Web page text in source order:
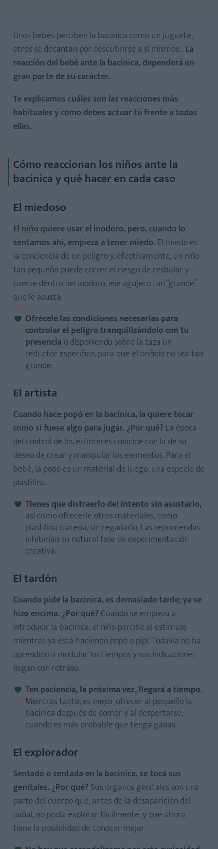
El miedoso
El artista
El tardón
El explorador
El juguetón
El impuntual
Unos bebés perciben la bacinica como un juguete,
otros se decantan por descubrirse a sí mismos... La
reacción del bebé ante la bacinica, dependerá en
gran parte de su carácter.
Te explicamos cuáles son las reacciones más
habituales y cómo debes actuar tú frente a todas
ellas.
Cómo reaccionan los niños ante la
bacinica y qué hacer en cada caso
El miedoso
Elniñoquiere usar el inodoro, pero, cuando lo
sentamos ahí, empieza a tener miedo. El miedo es
la conciencia de un peligro y, efectivamente, un niño
tan pequeño puede correr el riesgo de resbalar y
caerse dentro del inodoro, ese agujero tan “grande”
que le asusta.
Ofrécele las condiciones necesarias para
controlar el peligro tranquilizándolo con tu
presencia o disponiendo sobre la taza un
reductor específico, para que el orificio no sea tan
grande.
El artista
Cuando hace popó en la bacinica, la quiere tocar
como si fuese algo para jugar. ¿Por qué? La época
del control de los esfínteres coincide con la de su
deseo de crear y manipular los elementos. Para el
bebé, la popó es un material de juego, una especie de
plastilina.
Tienes que distraerlo del intento sin asustarlo,
así como ofrecerle otros materiales, como
plastilina o arena, sin regañarlo. Las reprimendas
inhibirían su natural fase de experimentación
creativa.
El tardón
Cuando pide la bacinica, es demasiado tarde; ya se
hizo encima. ¿Por qué? Cuando se empieza a
introducir la bacinica, el niño percibe el estímulo
mientras ya está haciendo popó o pipí. Todavía no ha
aprendido a modular los tiempos y sus indicaciones
llegan con retraso.
Ten paciencia, la próxima vez, llegará a tiempo.
Mientras tanto, es mejor ofrecer al pequeño la
bacinica después de comer y al despertarse,
cuando es más probable que tenga ganas.
El explorador
Sentado o sentada en la bacinica, se toca sus
genitales. ¿Por qué? Sus órganos genitales son una
parte del cuerpo que, antes de la desaparición del
pañal, no podía explorar fácilmente, y que ahora
tiene la posibilidad de conocer mejor.